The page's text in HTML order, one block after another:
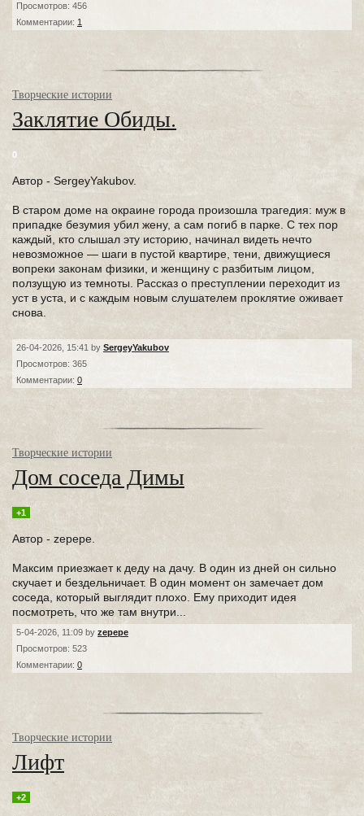
Просмотров: 456
Комментарии: 1
Творческие истории
Заклятие Обиды.
0
Автор - SergeyYakubov.
В старом доме на окраине города произошла трагедия: муж в
припадке безумия убил жену, а сам погиб в парке. С тех пор
каждый, кто слышал эту историю, начинал видеть нечто
невозможное — шаги в пустой квартире, тени, движущиеся
вопреки законам физики, и женщину с разбитым лицом,
ползущую из темноты. Рассказ о преступлении переходит из
уст в уста, и с каждым новым слушателем проклятие оживает
снова.
26-04-2026, 15:41 by SergeyYakubov
Просмотров: 365
Комментарии: 0
Творческие истории
Дом соседа Димы
+1
Автор - zepepe.
Максим приезжает к деду на дачу. В один из дней он сильно
скучает и бездельничает. В один момент он замечает дом
соседа, который выглядит плохо. Ему приходит идея
посмотреть, что же там внутри...
5-04-2026, 11:09 by zepepe
Просмотров: 523
Комментарии: 0
Творческие истории
Лифт
+2